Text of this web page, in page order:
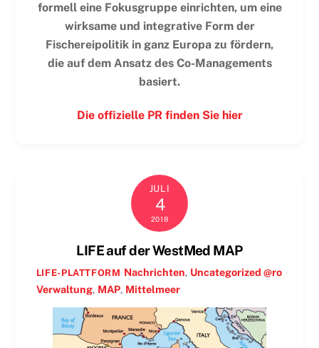
formell eine Fokusgruppe einrichten, um eine
wirksame und integrative Form der
Fischereipolitik in ganz Europa zu fördern,
die auf dem Ansatz des Co-Managements
basiert.
Die offizielle PR finden Sie hier
JULI
4
2018
LIFE auf der WestMed MAP
LIFE-PLATTFORM Nachrichten, Uncategorized @ro
Verwaltung, MAP, Mittelmeer